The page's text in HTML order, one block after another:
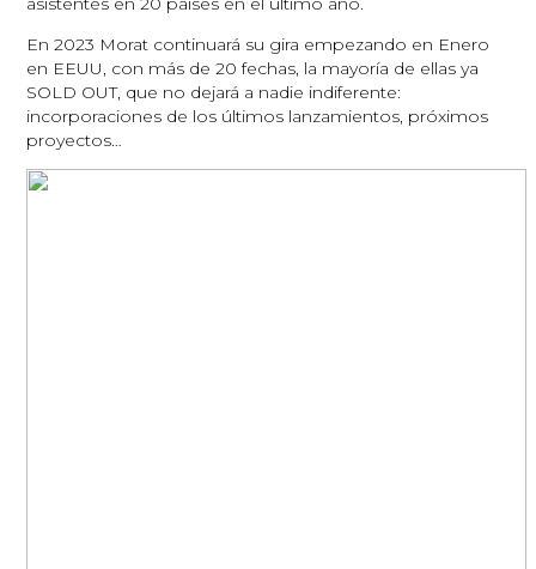
En 2023 Morat continuará su gira empezando en Enero
en EEUU, con más de 20 fechas, la mayoría de ellas ya
SOLD OUT, que no dejará a nadie indiferente:
incorporaciones de los últimos lanzamientos, próximos
proyectos…